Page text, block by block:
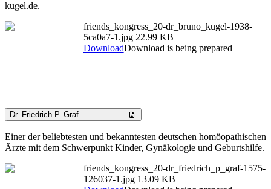
kugel.de.
friends_kongress_20-dr_bruno_kugel-1938-
5ca0a7-1.jpg 22.99 KB
DownloadDownload is being prepared
Dr. Friedrich P. Graf
Einer der beliebtesten und bekanntesten deutschen homöopathischen
Ärzte mit dem Schwerpunkt Kinder, Gynäkologie und Geburtshilfe.
friends_kongress_20-dr_friedrich_p_graf-1575-
126037-1.jpg 13.09 KB